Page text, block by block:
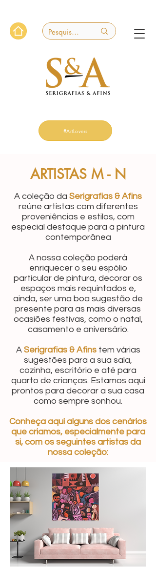
#ArtLovers
ARTISTAS M - N
A coleção da Serigrafias & Afins
reúne artistas com diferentes
proveniências e estilos, com
especial destaque para a pintura
contemporânea
A nossa coleção poderá
enriquecer o seu espólio
particular de pintura, decorar os
espaços mais requintados e,
ainda, ser uma boa sugestão de
presente para as mais diversas
ocasiões festivas, como o natal,
casamento e aniversário.
A Serigrafias & Afinstem várias
sugestões para a sua sala,
cozinha, escritório e até para
quarto de crianças. Estamos aqui
prontos para decorar a sua casa
como sempre sonhou.
Conheça aqui alguns dos cenários
que criamos, especialmente para
si, com os seguintes artistas da
nossa coleção: